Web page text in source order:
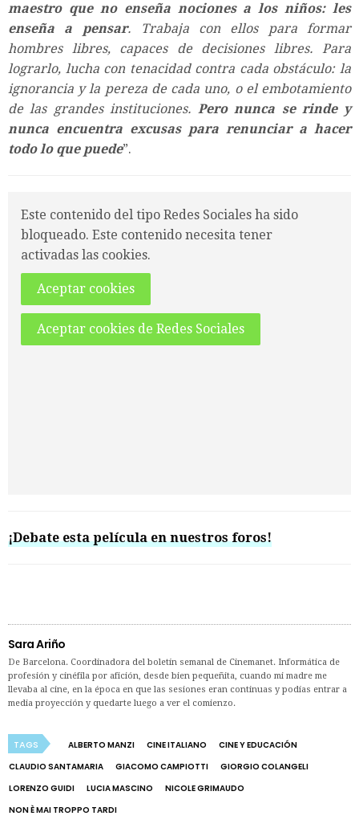
maestro que no enseña nociones a los niños: les
enseña a pensar. Trabaja con ellos para formar
hombres libres, capaces de decisiones libres. Para
lograrlo, lucha con tenacidad contra cada obstáculo: la
ignorancia y la pereza de cada uno, o el embotamiento
de las grandes instituciones. Pero nunca se rinde y
nunca encuentra excusas para renunciar a hacer
todo lo que puede”.
Este contenido del tipo Redes Sociales ha sido
bloqueado. Este contenido necesita tener
activadas las cookies.
Aceptar cookies
Aceptar cookies de Redes Sociales
¡Debate esta película en nuestros foros!
Sara Ariño
De Barcelona. Coordinadora del boletín semanal de Cinemanet. Informática de
profesión y cinéfila por afición, desde bien pequeñita, cuando mi madre me
llevaba al cine, en la época en que las sesiones eran continuas y podías entrar a
media proyección y quedarte luego a ver el comienzo.
TAGS ALBERTO MANZI CINE ITALIANO
CINE Y EDUCACIÓN
CLAUDIO SANTAMARIA
GIACOMO CAMPIOTTI
GIORGIO COLANGELI
LORENZO GUIDI
LUCIA MASCINO
NICOLE GRIMAUDO
NON È MAI TROPPO TARDI